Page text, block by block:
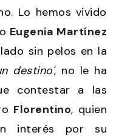
Lo hemos vivido
o Eugenia Martínez
sin pelos en la
destino', no le ha
contestar a las
Florentino, quien
interés por su